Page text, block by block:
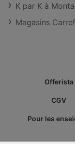
K par K à
Magasins
Offerista
CGV
Pour les